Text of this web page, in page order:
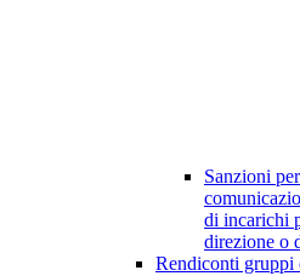
Sanzioni
di incarichi
direzione o
Rendiconti